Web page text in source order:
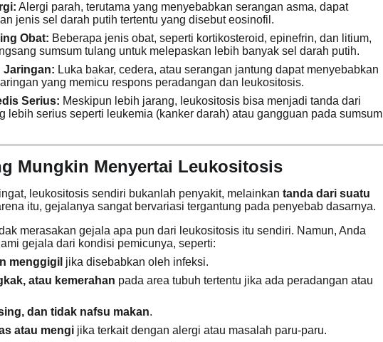
Alergi parah, terutama yang menyebabkan serangan asma, dapat
jenis sel darah putih tertentu yang disebut eosinofil.
Obat: Beberapa jenis obat, seperti kortikosteroid, epinefrin, dan litium,
sumsum tulang untuk melepaskan lebih banyak sel darah putih.
Jaringan: Luka bakar, cedera, atau serangan jantung dapat menyebabkan
yang memicu respons peradangan dan leukositosis.
Serius: Meskipun lebih jarang, leukositosis bisa menjadi tanda dari
lebih serius seperti leukemia (kanker darah) atau gangguan pada sumsum
Mungkin Menyertai Leukositosis
leukositosis sendiri bukanlah penyakit, melainkan tanda dari suatu
itu, gejalanya sangat bervariasi tergantung pada penyebab dasarnya.
merasakan gejala apa pun dari leukositosis itu sendiri. Namun, Anda
gejala dari kondisi pemicunya, seperti:
menggigil jika disebabkan oleh infeksi.
atau kemerahan pada area tubuh tertentu jika ada peradangan atau
dan tidak nafsu makan.
atau mengi jika terkait dengan alergi atau masalah paru-paru.